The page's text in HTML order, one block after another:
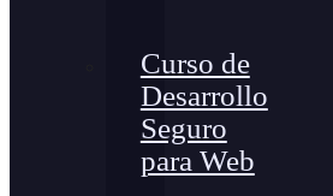
Curso de
Desarrollo
Seguro
para Web